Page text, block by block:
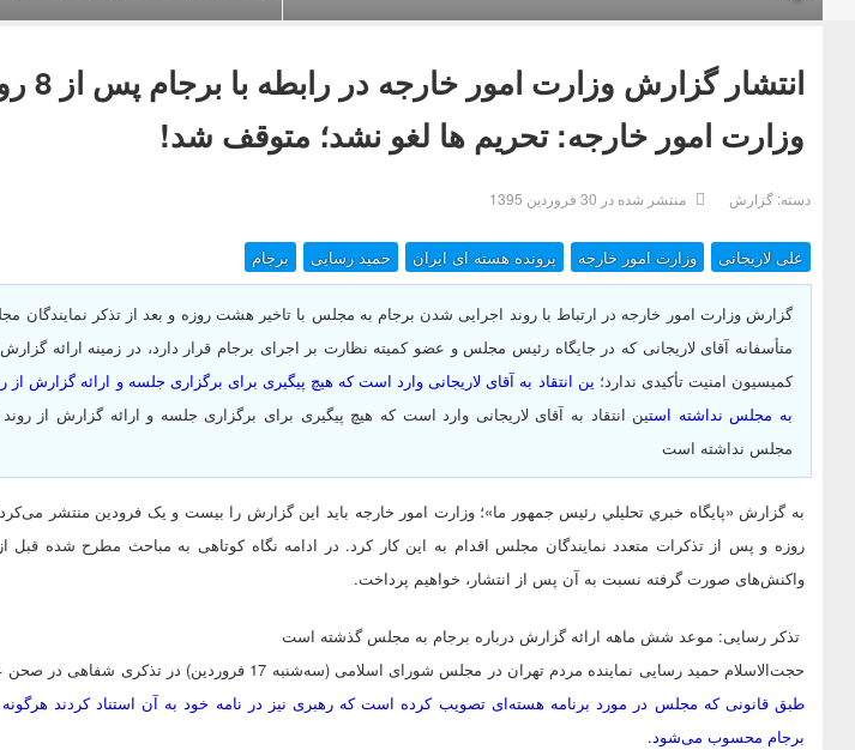
انتشار
وزارت امور خارجه: تحریم ها لغو نشد؛ متوقف شد!
دسته: گزارش منتشر شده در 30 فروردين 1395
علی لاریجانی وزارت امور خارجه پرونده هسته ای ایران حمید رسایی برجام
گزارش وزارت امور خارجه در ارتباط با روند اجرایی شدن برجام به مجلس با تاخیر هشت روزه و بعد از تذکر نمایندگان
متأسفانه آقای لاریجانی که در جایگاه رئیس مجلس و عضو کمیته نظارت بر اجرای برجام قرار دارد، در زمینه ارائه
کمیسیون امنیت تأکیدی ندارد؛ ین انتقاد به آقای لاریجانی وارد است که هیچ پیگیری‌ برای برگزاری جلسه و ارائه گزارش از
به مجلس نداشته استین انتقاد به آقای لاریجانی وارد است که هیچ پیگیری‌ برای برگزاری جلسه و ارائه گزارش از
مجلس نداشته است
به گزارش «پايگاه خبري تحليلي رئيس جمهور ما»؛ وزارت امور خارجه باید این گزارش را بیست و یک فرودین منتشر
روزه و پس از تذکرات متعدد نمایندگان مجلس اقدام به این کار کرد. در ادامه نگاه کوتاهی به مباحث مطرح شده قبل
واکنش‌های صورت گرفته نسبت به آن پس از انتشار، خواهیم پرداخت.
تذکر رسایی: موعد شش ماهه ارائه گزارش درباره برجام به مجلس گذشته است
حجت‌الاسلام حمید رسایی نماینده مردم تهران در مجلس شورای اسلامی (سه‌شنبه 17 فروردین) در تذکری شفاهی در صحن علنی مجلس گفت:
طبق قانونی که مجلس در مورد برنامه هسته‌ای تصویب کرده است که رهبری نیز در نامه خود به آن استناد کردند
برجام محسوب می‌شود.